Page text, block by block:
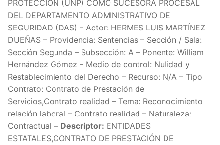
PROTECCIÓN (UNP) COMO SUCESORA PROCESAL
DEL DEPARTAMENTO ADMINISTRATIVO DE
SEGURIDAD (DAS) – Actor: HERMES LUIS MARTÍNEZ
DUEÑAS – Providencia: Sentencias – Sección / Sala:
Sección Segunda – Subsección: A – Ponente: William
Hernández Gómez – Medio de control: Nulidad y
Restablecimiento del Derecho – Recurso: N/A – Tipo
Contrato: Contrato de Prestación de
Servicios,Contrato realidad – Tema: Reconocimiento
relación laboral – Contrato realidad – Naturaleza:
Contractual – Descriptor: ENTIDADES
ESTATALES,CONTRATO DE PRESTACIÓN DE